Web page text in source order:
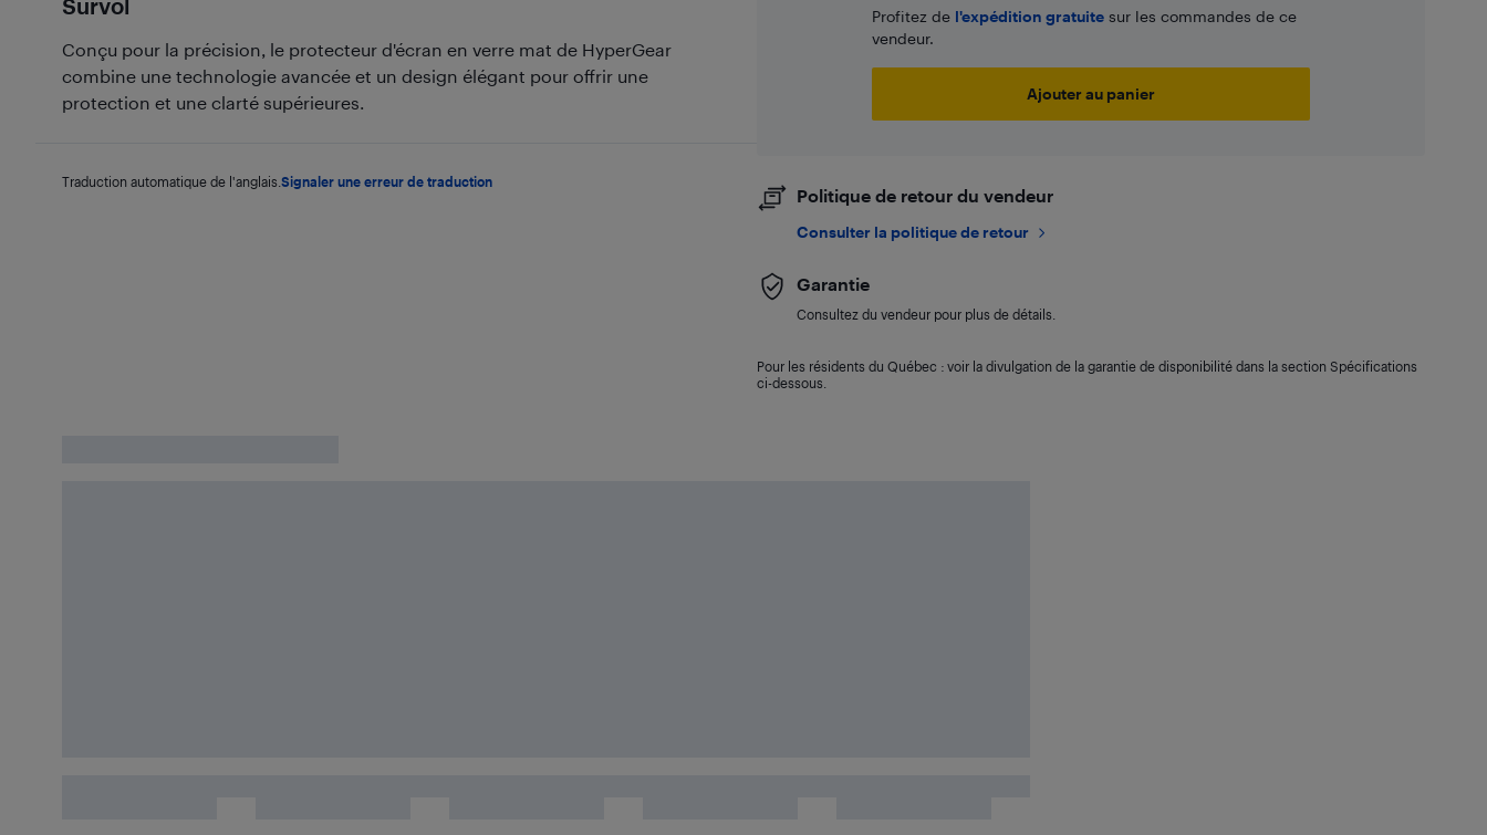
Survol
Conçu pour la précision, le protecteur d'écran en verre mat de HyperGear
combine une technologie avancée et un design élégant pour offrir une
protection et une clarté supérieures.
Traduction automatique de l'anglais. Signaler une erreur de traduction
Profitez de l'expédition gratuitesur les commandes de ce
vendeur.
Ajouter au panier
Politique de retour du vendeur
Consulter la politique de retour
Garantie
Consultez du vendeur pour plus de détails.
Pour les résidents du Québec : voir la divulgation de la garantie de disponibilité dans la section Spécifications
ci-dessous.